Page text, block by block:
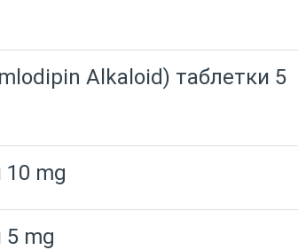
Alkaloid) таблетки 5
10 mg
5 mg